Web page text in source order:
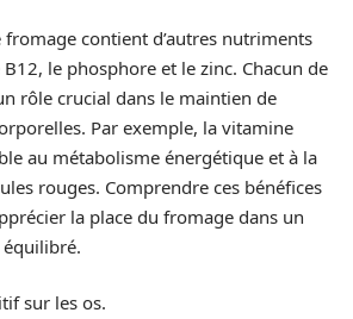
contient d’autres nutriments
le phosphore et le zinc. Chacun de
rôle crucial dans le maintien de
Par exemple, la vitamine
au métabolisme énergétique et à la
rouges. Comprendre ces bénéfices
la place du fromage dans un
sur les os.